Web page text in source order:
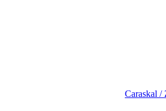
Caraskal /